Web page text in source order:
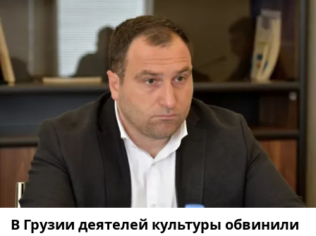
В Грузии деятелей культуры обвинили